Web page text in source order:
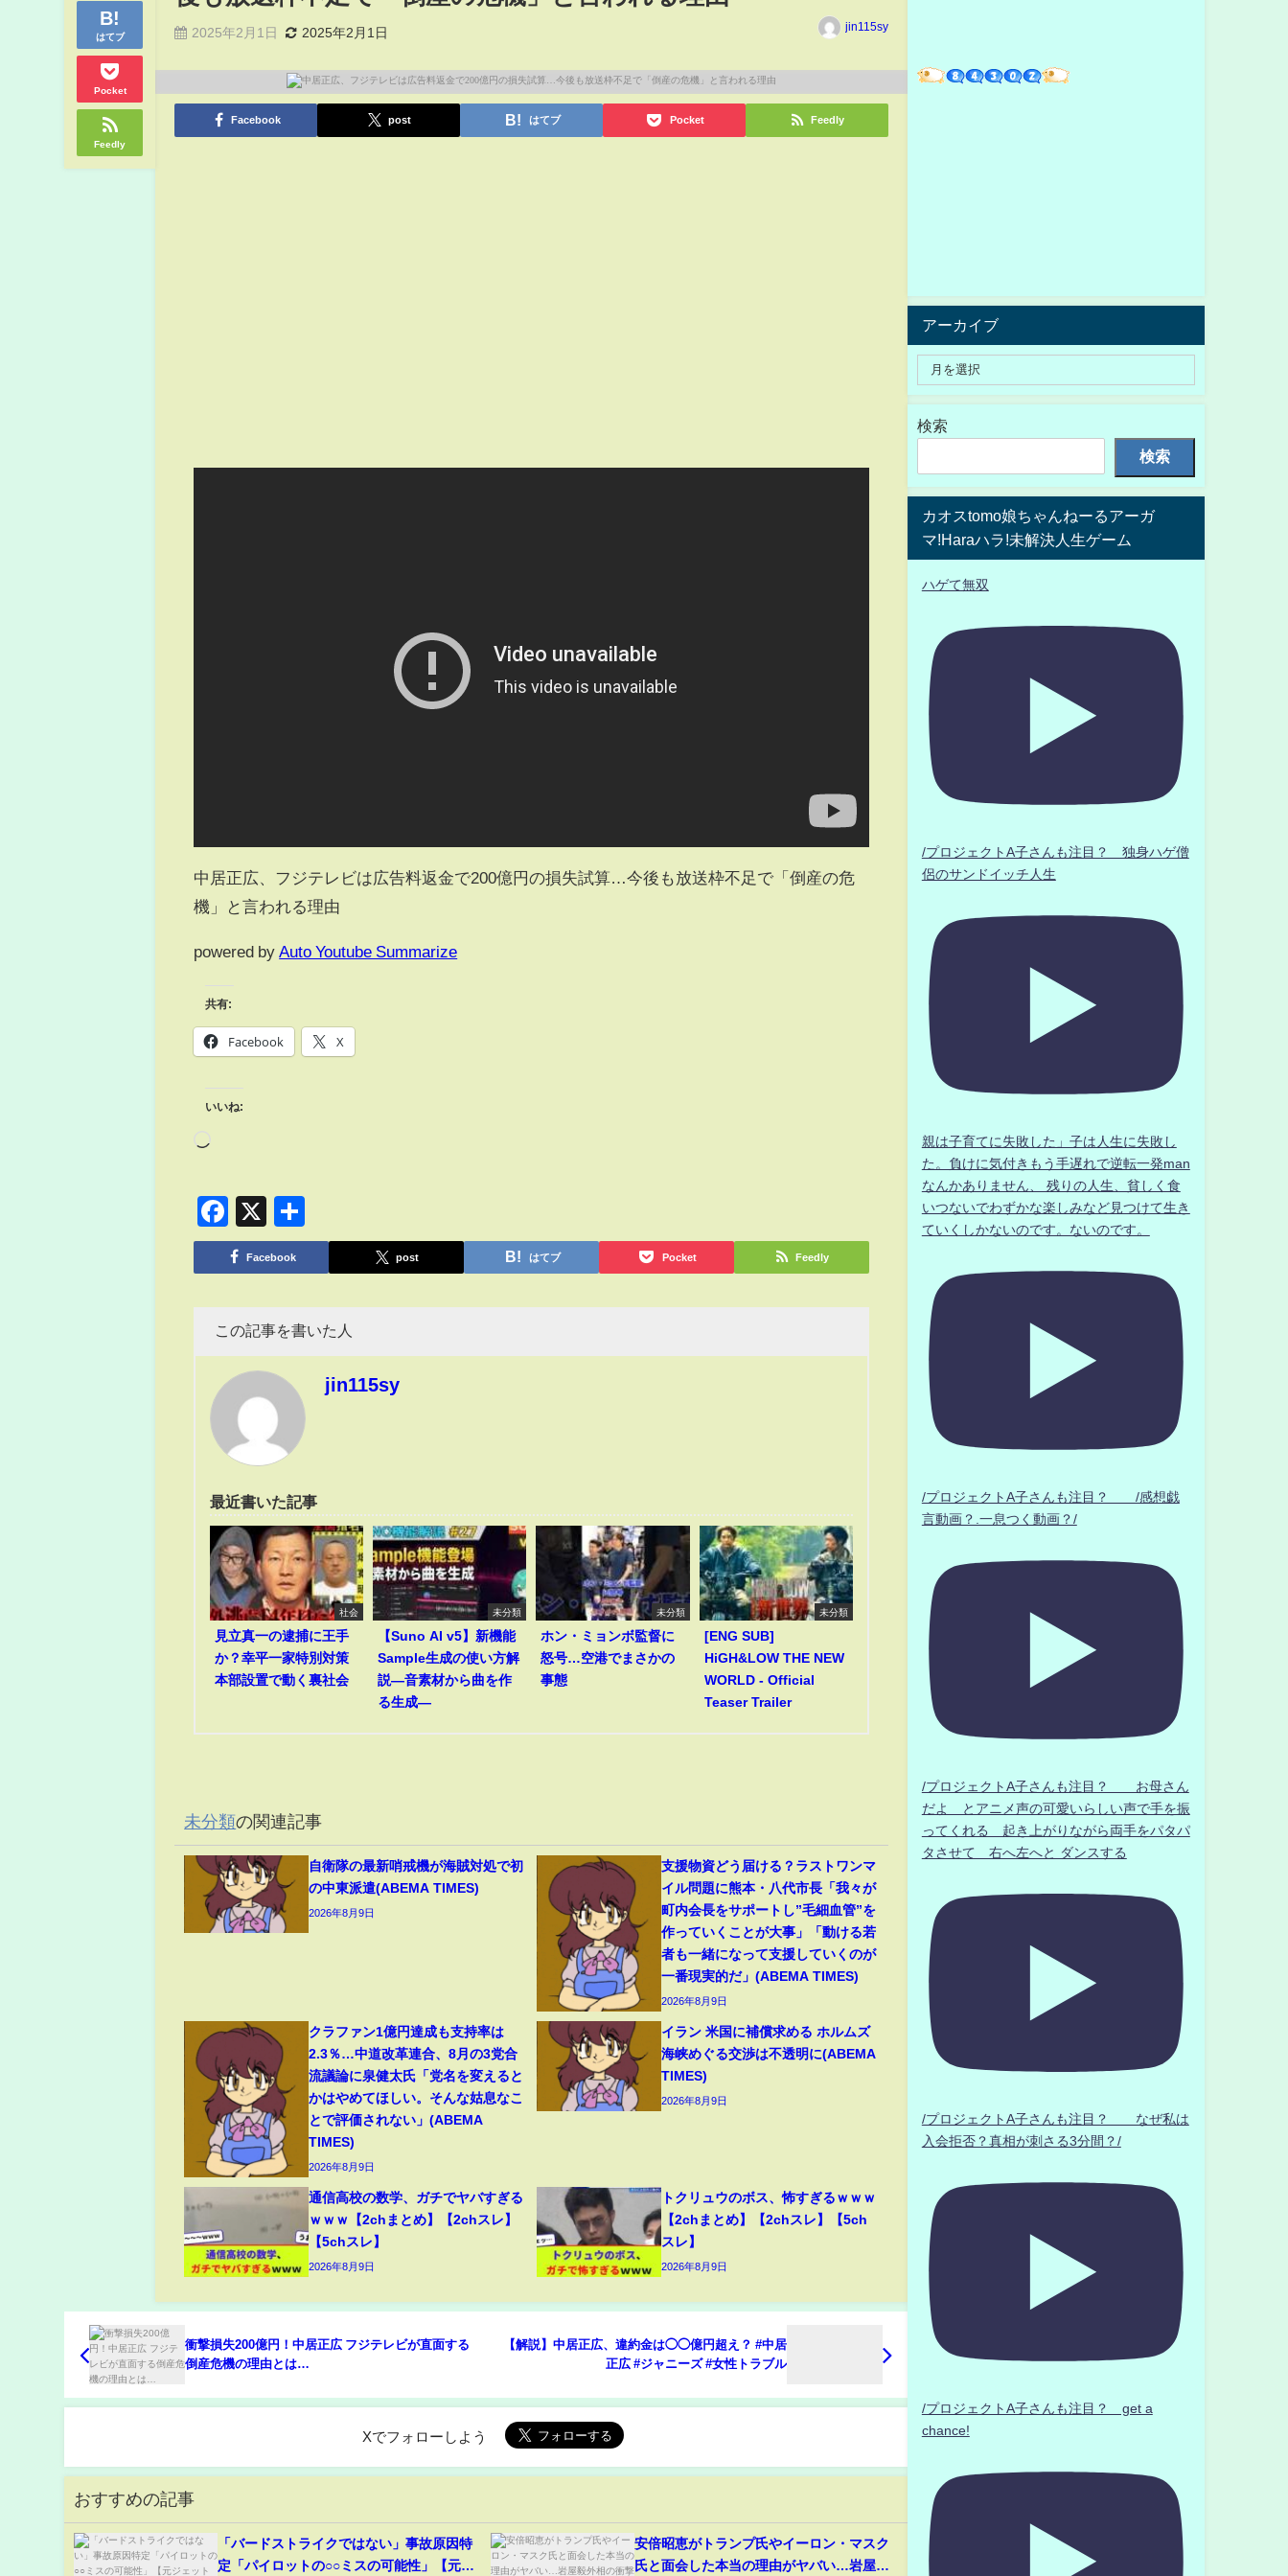
はてブ
Pocket
Feedly
2025年2月1日 2025年2月1日 jin115sy
Facebook post はてブ Pocket Feedly
中居正広、フジテレビは広告料返金で200億円の損失試算…今後も放送枠不足で「倒産の危
機」と言われる理由
powered by Auto Youtube Summarize
共有:
Facebook X
いいね:
Facebook
X
有
Facebook post はてブ Pocket Feedly
この記事を書いた人
jin115sy
最近書いた記事
社会
見立真一の逮捕に王手
か？幸平一家特別対策
本部設置で動く裏社会
未分類
【Suno AI v5】新機能
Sample生成の使い方解
説―音素材から曲を作
る生成―
未分類
ホン・ミョンボ監督に
怒号…空港でまさかの
事態
未分類
[ENG SUB]
HiGH&LOW THE NEW
WORLD - Official
Teaser Trailer
未分類の関連記事
自衛隊の最新哨戒機が海賊対処で初
の中東派遣(ABEMA TIMES)
2026年8月9日
支援物資どう届ける？ラストワンマ
イル問題に熊本・八代市長「我々が
町内会長をサポートし”毛細血管”を
作っていくことが大事」「動ける若
者も一緒になって支援していくのが
一番現実的だ」(ABEMA TIMES)
2026年8月9日
クラファン1億円達成も支持率は
2.3％…中道改革連合、8月の3党合
流議論に泉健太氏「党名を変えると
かはやめてほしい。そんな姑息なこ
とで評価されない」(ABEMA
TIMES)
2026年8月9日
イラン 米国に補償求める ホルムズ
海峡めぐる交渉は不透明に(ABEMA
TIMES)
2026年8月9日
通信高校の数学、ガチでヤバすぎる
ｗｗｗ【2chまとめ】【2chスレ】
【5chスレ】
2026年8月9日
トクリュウのボス、怖すぎるｗｗｗ
【2chまとめ】【2chスレ】【5ch
スレ】
2026年8月9日
衝撃損失200億円！中居正広 フジテレビが直面する
倒産危機の理由とは…
【解説】中居正広、違約金は◯◯億円超え？ #中居
正広 #ジャニーズ #女性トラブル
Xでフォローしよう
おすすめの記事
「バードストライクではない」事故原因特
定「パイロットの○○ミスの可能性」【元ジ
安倍昭恵がトランプ氏やイーロン・マスク
氏と面会した本当の理由がヤバい…岩屋毅
アーカイブ
検索
検索
カオスtomo娘ちゃんねーるアーガ
マ!Haraハラ!未解決人生ゲーム
ハゲて無双
/プロジェクトA子さんも注目？ 独身ハゲ僧
侶のサンドイッチ人生
親は子育てに失敗した」子は人生に失敗し
た。負けに気付きもう手遅れで逆転一発man
なんかありません、 残りの人生、貧しく食
いつないでわずかな楽しみなど見つけて生き
ていくしかないのです。ないのです。
/プロジェクトA子さんも注目？ /感想戯
言動画？.一息つく動画？/
/プロジェクトA子さんも注目？ お母さん
だよ とアニメ声の可愛いらしい声で手を振
ってくれる 起き上がりながら両手をパタパ
タさせて 右へ左へと ダンスする
/プロジェクトA子さんも注目？ なぜ私は
入会拒否？真相が刺さる3分間？/
/プロジェクトA子さんも注目？ get a
chance!